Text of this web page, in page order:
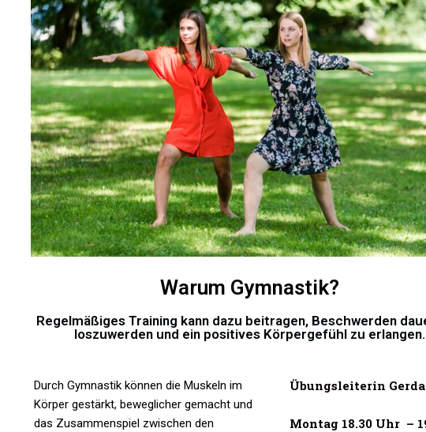
Warum Gymnastik?
Regelmäßiges Training kann dazu beitragen, Beschwerden
loszuwerden und ein positives Körpergefühl zu erlangen.
Durch Gymnastik können die Muskeln im
Körper gestärkt, beweglicher gemacht und
das Zusammenspiel zwischen den
Übungsleiterin Gerda
Montag 18.30 Uhr –